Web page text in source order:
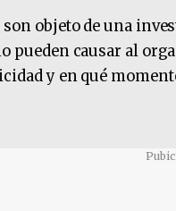
objeto de una
pueden causar al
y en qué